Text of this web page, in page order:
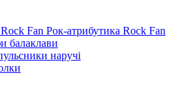
Рок-атрибутика Rock Fan
балаклави
наручі